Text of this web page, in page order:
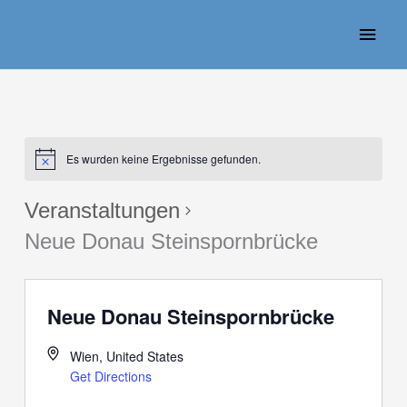
Es wurden keine Ergebnisse gefunden.
Veranstaltungen
Neue Donau Steinspornbrücke
Neue Donau Steinspornbrücke
Wien, United States
Get Directions